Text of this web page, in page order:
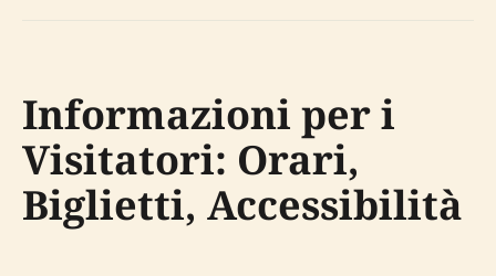
Informazioni per i
Visitatori: Orari,
Biglietti, Accessibilità